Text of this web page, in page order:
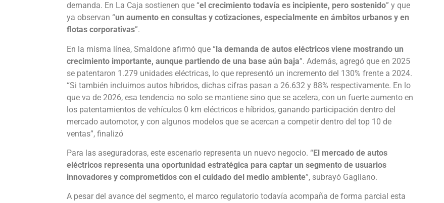
demanda. En La Caja sostienen que “el crecimiento todavía es incipiente, pero sostenido” y que
ya observan “un aumento en consultas y cotizaciones, especialmente en ámbitos urbanos y en
flotas corporativas”.
En la misma línea, Smaldone afirmó que “la demanda de autos eléctricos viene mostrando un
crecimiento importante, aunque partiendo de una base aún baja”. Además, agregó que en 2025
se patentaron 1.279 unidades eléctricas, lo que representó un incremento del 130% frente a 2024.
“Si también incluimos autos híbridos, dichas cifras pasan a 26.632 y 88% respectivamente. En lo
que va de 2026, esa tendencia no solo se mantiene sino que se acelera, con un fuerte aumento en
los patentamientos de vehículos 0 km eléctricos e híbridos, ganando participación dentro del
mercado automotor, y con algunos modelos que se acercan a competir dentro del top 10 de
ventas”, finalizó
Para las aseguradoras, este escenario representa un nuevo negocio. “El mercado de autos
eléctricos representa una oportunidad estratégica para captar un segmento de usuarios
innovadores y comprometidos con el cuidado del medio ambiente”, subrayó Gagliano.
A pesar del avance del segmento, el marco regulatorio todavía acompaña de forma parcial esta